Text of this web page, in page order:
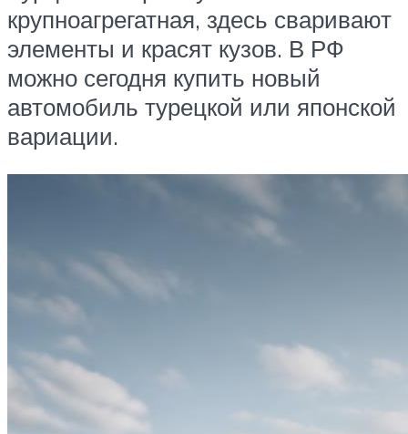
крупноагрегатная, здесь сваривают
элементы и красят кузов. В РФ
можно сегодня купить новый
автомобиль турецкой или японской
вариации.